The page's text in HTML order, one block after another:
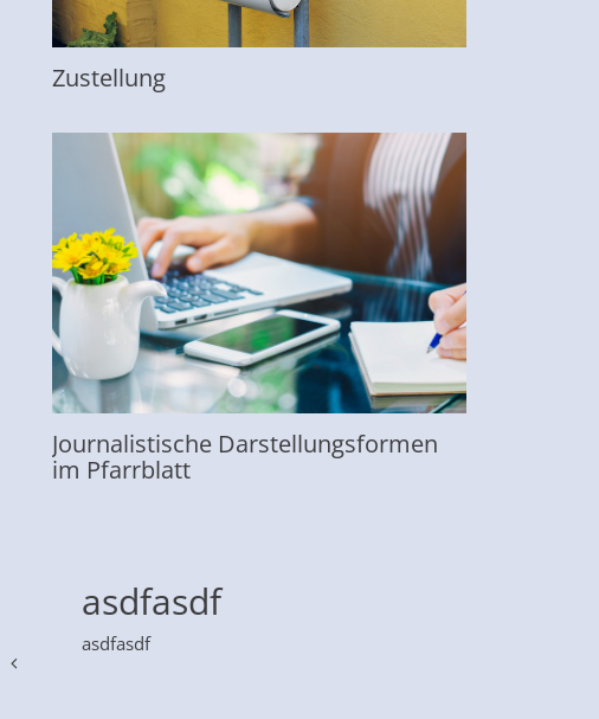
Zustellung
Journalistische Darstellungsformen
im Pfarrblatt
asdfasdf
asdfasdf